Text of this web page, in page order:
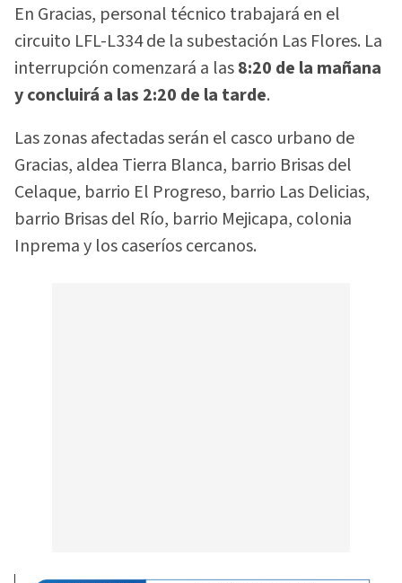
En Gracias, personal técnico trabajará en el
circuito LFL-L334 de la subestación Las Flores. La
interrupción comenzará a las8:20 de la mañana
y concluirá a las 2:20 de la tarde.
Las zonas afectadas serán el casco urbano de
Gracias, aldea Tierra Blanca, barrio Brisas del
Celaque, barrio El Progreso, barrio Las Delicias,
barrio Brisas del Río, barrio Mejicapa, colonia
Inprema y los caseríos cercanos.